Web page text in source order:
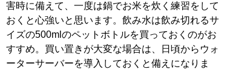
害時に備えて、一度は鍋でお米を炊く練習をして
おくと心強いと思います。飲み水は飲み切れるサ
イズの500mlのペットボトルを買っておくのがお
すすめ。買い置きが大変な場合は、日頃からウォ
ーターサーバーを導入しておくと備えになりま